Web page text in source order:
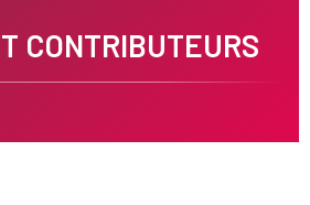
CONTRIBUTEURS